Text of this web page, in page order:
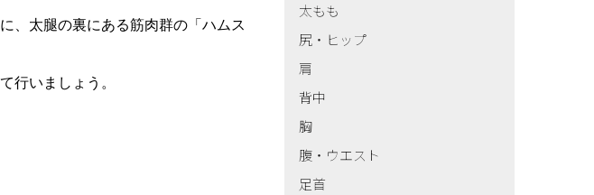
、太腿の裏にある筋肉群の「ハムス
行いましょう。
太もも
尻・ヒップ
肩
背中
胸
腹・ウエスト
足首